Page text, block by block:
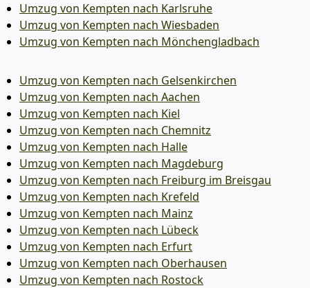
Umzug von Kempten nach Karlsruhe
Umzug von Kempten nach Wiesbaden
Umzug von Kempten nach Mönchen­gladbach
Umzug von Kempten nach Gelsenkirchen
Umzug von Kempten nach Aachen
Umzug von Kempten nach Kiel
Umzug von Kempten nach Chemnitz
Umzug von Kempten nach Halle
Umzug von Kempten nach Magdeburg
Umzug von Kempten nach Freiburg im Breisgau
Umzug von Kempten nach Krefeld
Umzug von Kempten nach Mainz
Umzug von Kempten nach Lübeck
Umzug von Kempten nach Erfurt
Umzug von Kempten nach Oberhausen
Umzug von Kempten nach Rostock